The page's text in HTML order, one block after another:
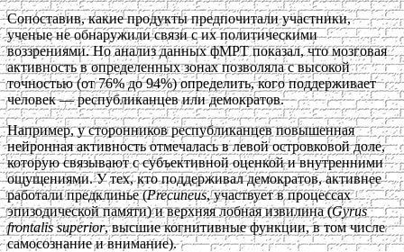
Сопоставив, какие продукты предпочитали участники,
ученые не обнаружили связи с их политическими
воззрениями. Но анализ данных фМРТ показал, что мозговая
активность в определенных зонах позволяла с высокой
точностью (от 76% до 94%) определить, кого поддерживает
человек — республиканцев или демократов.
Например, у сторонников республиканцев повышенная
нейронная активность отмечалась в левой островковой доле,
которую связывают с субъективной оценкой и внутренними
ощущениями. У тех, кто поддерживал демократов, активнее
работали предклинье (Precuneus, участвует в процессах
эпизодической памяти) и верхняя лобная извилина (Gyrus
frontalis superior, высшие когнитивные функции, в том числе
самосознание и внимание).